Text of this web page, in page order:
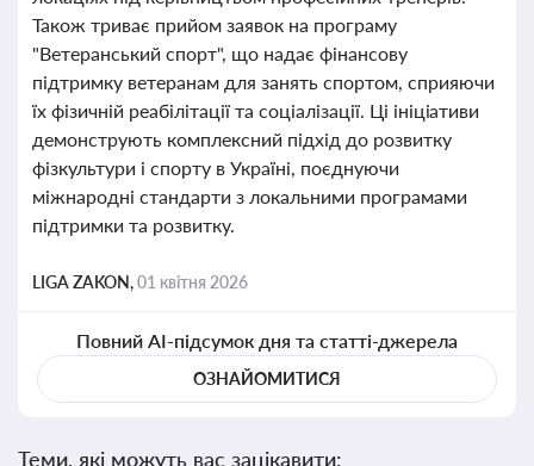
Також триває прийом заявок на програму
"Ветеранський спорт", що надає фінансову
підтримку ветеранам для занять спортом, сприяючи
їх фізичній реабілітації та соціалізації. Ці ініціативи
демонструють комплексний підхід до розвитку
фізкультури і спорту в Україні, поєднуючи
міжнародні стандарти з локальними програмами
підтримки та розвитку.
LIGA ZAKON,01 квітня 2026
Повний AI-підсумок дня та статті-джерела
ОЗНАЙОМИТИСЯ
Теми, які можуть вас зацікавити: